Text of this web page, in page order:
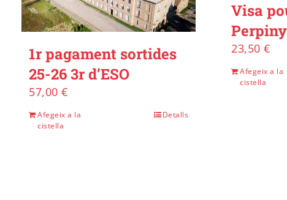
1r pagament sortides
25-26 3r d’ESO
57,00 €
Afegeix a la
cistella
Detalls
Visa
23,50 €
Afegeix a la
cistella